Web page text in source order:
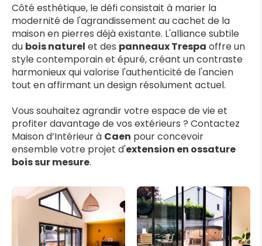
Côté esthétique, le défi consistait à marier la
modernité de l'agrandissement au cachet de la
maison en pierres déjà existante. L'alliance subtile
du bois naturel et des panneaux Trespa offre un
style contemporain et épuré, créant un contraste
harmonieux qui valorise l'authenticité de l'ancien
tout en affirmant un design résolument actuel.
Vous souhaitez agrandir votre espace de vie et
profiter davantage de vos extérieurs ? Contactez
Maison d’Intérieur à Caen pour concevoir
ensemble votre projet d'extension en ossature
bois sur mesure.